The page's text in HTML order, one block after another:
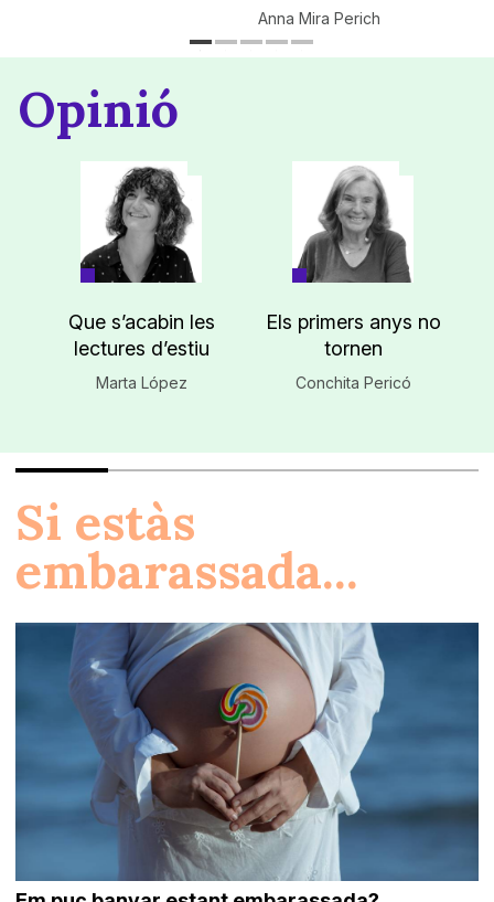
Anna Mira Perich
Opinió
Que s’acabin les
lectures d’estiu
Marta López
Els primers anys no
tornen
Conchita Pericó
Si estàs
embarassada...